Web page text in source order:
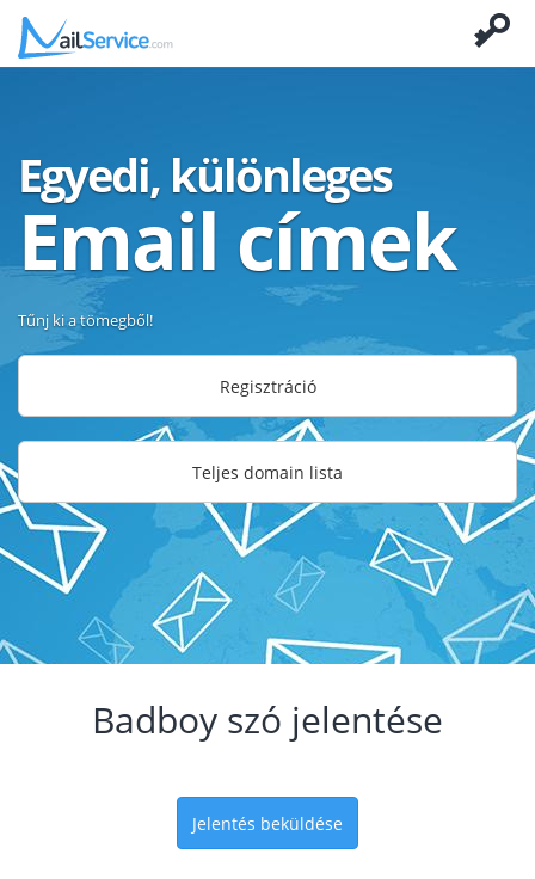
Egyedi, különleges
Email címek
Tűnj ki a tömegből!
Regisztráció
Teljes domain lista
Badboy szó jelentése
Jelentés beküldése